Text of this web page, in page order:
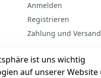
ist uns wichtig
auf unserer
Anmelden
Registrieren
Zahlung und Versand